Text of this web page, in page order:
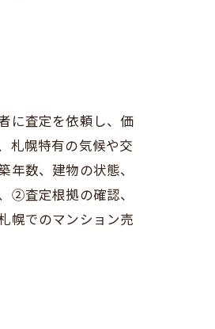
に査定を依頼し、価
札幌特有の気候や交
数、建物の状態、
②査定根拠の確認、
幌でのマンション売